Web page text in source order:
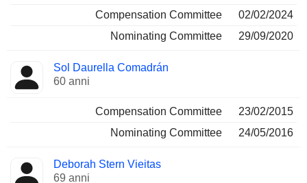
Compensation Committee
02/02/2024
Nominating Committee
29/09/2020
Sol Daurella Comadrán
60 anni
Compensation Committee
23/02/2015
Nominating Committee
24/05/2016
Deborah Stern Vieitas
69 anni